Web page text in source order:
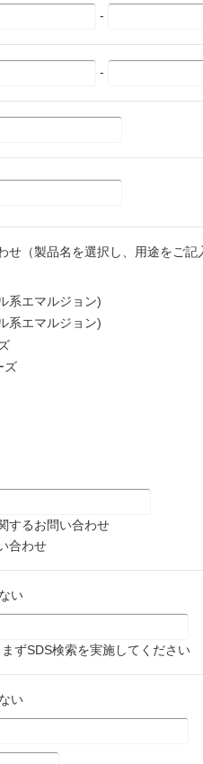
-
-
せ（製品名を選択し、用途をご記
系エマルジョン)
系エマルジョン)
ズ
するお問い合わせ
合わせ
い
ずSDS検索を実施してください
い